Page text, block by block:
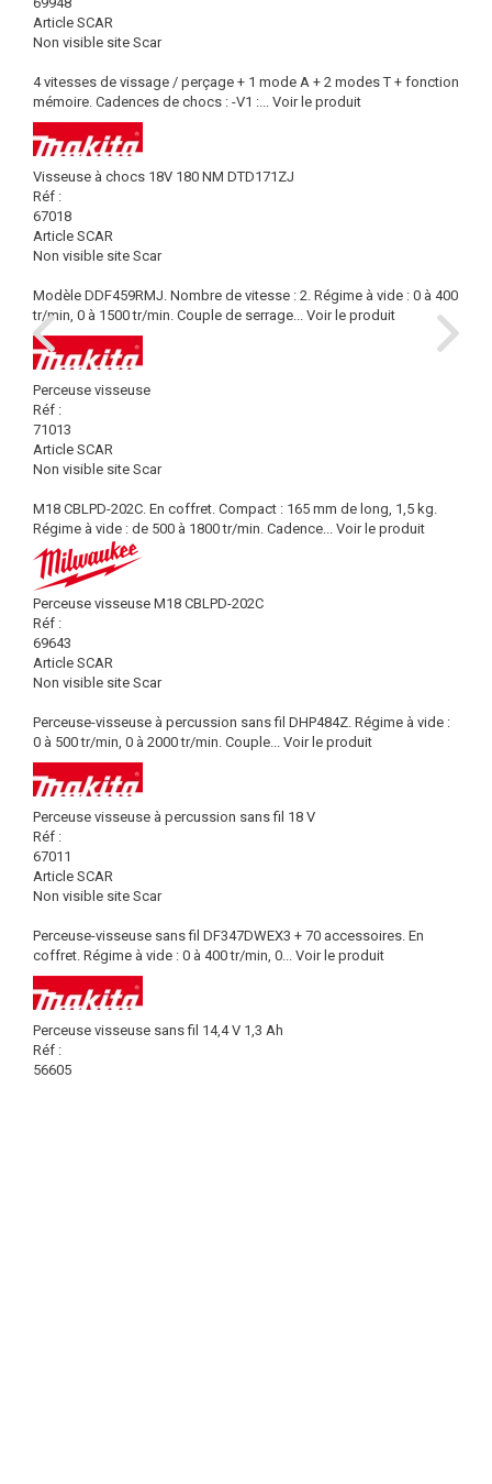
Article SCAR
Non visible site Scar
4 vitesses de vissage / perçage + 1 mode A + 2 modes T + fonction
mémoire. Cadences de chocs : -V1 :... Voir le produit
Visseuse à chocs 18V 180 NM DTD171ZJ
Réf :
67018
Article SCAR
Non visible site Scar
Modèle DDF459RMJ. Nombre de vitesse : 2. Régime à vide : 0 à 400
tr/min, 0 à 1500 tr/min. Couple de serrage... Voir le produit
Perceuse visseuse
Réf :
71013
Article SCAR
Non visible site Scar
M18 CBLPD-202C. En coffret. Compact : 165 mm de long, 1,5 kg.
Régime à vide : de 500 à 1800 tr/min. Cadence... Voir le produit
Perceuse visseuse M18 CBLPD-202C
Réf :
69643
Article SCAR
Non visible site Scar
Perceuse-visseuse à percussion sans fil DHP484Z. Régime à vide :
0 à 500 tr/min, 0 à 2000 tr/min. Couple... Voir le produit
Perceuse visseuse à percussion sans fil 18 V
Réf :
67011
Article SCAR
Non visible site Scar
Perceuse-visseuse sans fil DF347DWEX3 + 70 accessoires. En
coffret. Régime à vide : 0 à 400 tr/min, 0... Voir le produit
Perceuse visseuse sans fil 14,4 V 1,3 Ah
Réf :
56605